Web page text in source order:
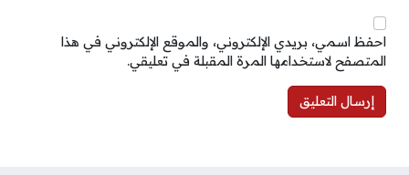
احفظ اسمي، بريدي الإلكتروني، والموقع الإلكتروني في هذا
المتصفح لاستخدامها المرة المقبلة في تعليقي.